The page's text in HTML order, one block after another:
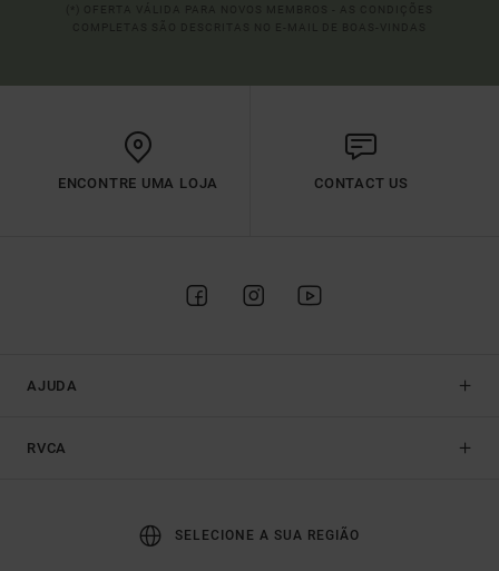
ENCONTRE UMA LOJA CONTACT US
AJUDA
RVCA
SELECIONE A SUA REGIÃO